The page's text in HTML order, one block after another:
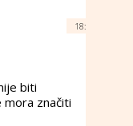
18:
biti
mora značiti